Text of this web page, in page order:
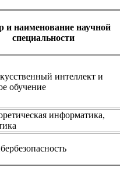
наименование научной
специальности
интеллект и
обучение
информатика,